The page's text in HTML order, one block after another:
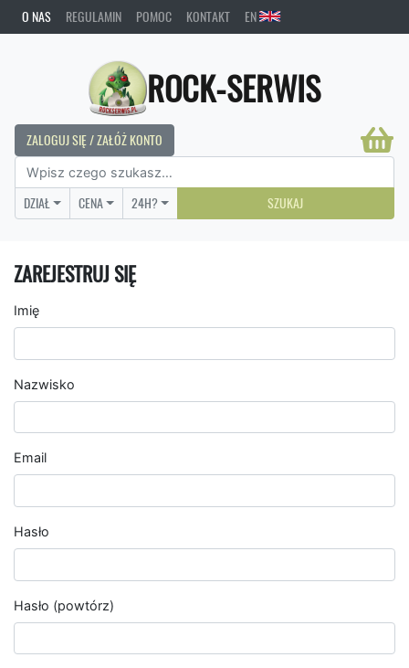
O NAS REGULAMIN POMOC KONTAKT EN
ROCK-SERWIS
ZALOGUJ SIĘ / ZAŁÓŻ KONTO
DZIAŁ CENA 24H? SZUKAJ
ZAREJESTRUJ SIĘ
Imię
Nazwisko
Email
Hasło
Hasło (powtórz)